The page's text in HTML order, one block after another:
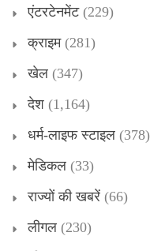
एंटरटेनमेंट(229)
क्राइम(281)
खेल (347)
देश (1,164)
धर्म-लाइफ स्टाइल (378)
मेडिकल (33)
राज्यों की खबरें (66)
लीगल (230)